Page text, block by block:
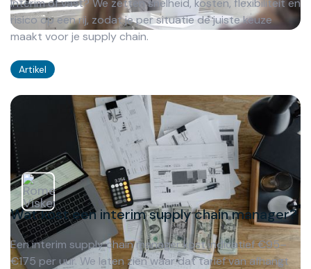
Interim of vast? We zetten snelheid, kosten, flexibiliteit en
risico op een rij, zodat je per situatie de juiste keuze
maakt voor je supply chain.
Artikel
Wat kost een interim supply chain manager?
Een interim supply chain manager kost indicatief €95–
€175 per uur. We laten zien waar dat tarief van afhangt